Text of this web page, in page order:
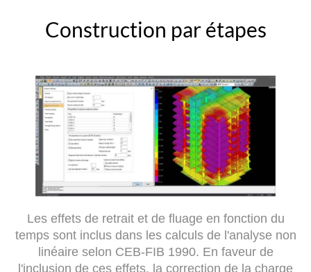
Construction par étapes
Les effets de retrait et de fluage en fonction du
temps sont inclus dans les calculs de l'analyse non
linéaire selon CEB-FIB 1990. En faveur de
l'inclusion de ces effets, la correction de la charge